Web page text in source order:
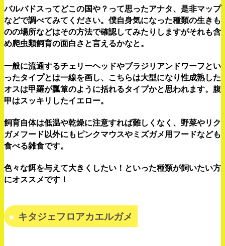
バルバドスってどこの国や？って思ったアナタ、是非マップ
などで調べてみてください。僕自身気になった種類の生きも
のの場所などはその方法で確認してみたりしますがそれも含
め爬虫類飼育の面白さと言えるかなと。
一般に流通するチェリーヘッドやブラジリアンドワーフとい
ったタイプとは一線を画し、こちらは大型になり性成熟した
オスは甲羅が瓢箪のように括れるタイプかと思われます。腹
甲はスッキリしたイエロー。
飼育自体は低温や乾燥に注意すれば難しくなく、野菜やリク
ガメフード以外にもピンクマウスやミズガメ用フードなども
食べる雑食です。
色々な餌を与えて大きくしたい！といった種類が飼いたい方
にオススメです！
キタジェフロアカエルガメ